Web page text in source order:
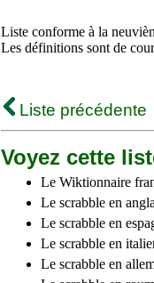
Liste conforme à la
Les définitions sont de
Liste précédente
Voyez cette
Le Wiktionnaire
Le scrabble en
Le scrabble en
Le scrabble en
Le scrabble en